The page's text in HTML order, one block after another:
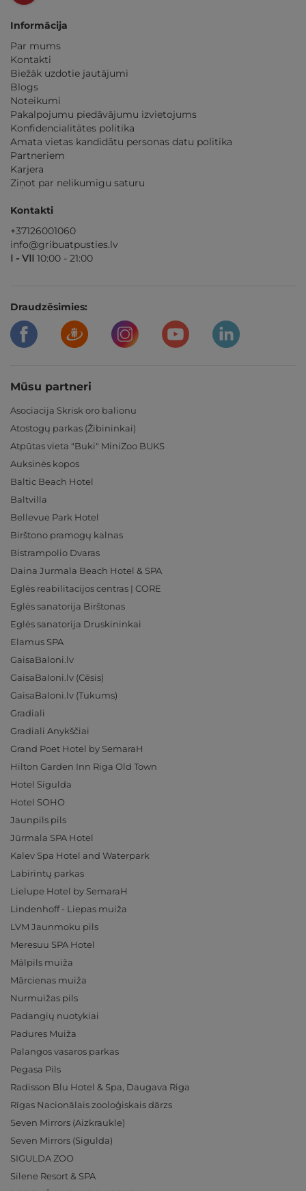
Informācija
Par mums
Kontakti
Biežāk uzdotie jautājumi
Blogs
Noteikumi
Pakalpojumu piedāvājumu izvietojums
Konfidencialitātes politika
Amata vietas kandidātu personas datu politika
Partneriem
Karjera
Ziņot par nelikumīgu saturu
Kontakti
+37126001060
info@gribuatpusties.lv
I - VII 10:00 - 21:00
Draudzēsimies:
Mūsu partneri
Asociacija Skrisk oro balionu
Atostogų parkas (Žibininkai)
Atpūtas vieta "Buki" MiniZoo BUKS
Auksinės kopos
Baltic Beach Hotel
Baltvilla
Bellevue Park Hotel
Birštono pramogų kalnas
Bistrampolio Dvaras
Daina Jurmala Beach Hotel & SPA
Eglės reabilitacijos centras | CORE
Eglės sanatorija Birštonas
Eglės sanatorija Druskininkai
Elamus SPA
GaisaBaloni.lv
GaisaBaloni.lv (Cēsis)
GaisaBaloni.lv (Tukums)
Gradiali
Gradiali Anykščiai
Grand Poet Hotel by SemaraH
Hilton Garden Inn Riga Old Town
Hotel Sigulda
Hotel SOHO
Jaunpils pils
Jūrmala SPA Hotel
Kalev Spa Hotel and Waterpark
Labirintų parkas
Lielupe Hotel by SemaraH
Lindenhoff - Liepas muiža
LVM Jaunmoku pils
Meresuu SPA Hotel
Mālpils muiža
Mārcienas muiža
Nurmuižas pils
Padangių nuotykiai
Padures Muiža
Palangos vasaros parkas
Pegasa Pils
Radisson Blu Hotel & Spa, Daugava Riga
Rīgas Nacionālais zooloģiskais dārzs
Seven Mirrors (Aizkraukle)
Seven Mirrors (Sigulda)
SIGULDA ZOO
Silene Resort & SPA